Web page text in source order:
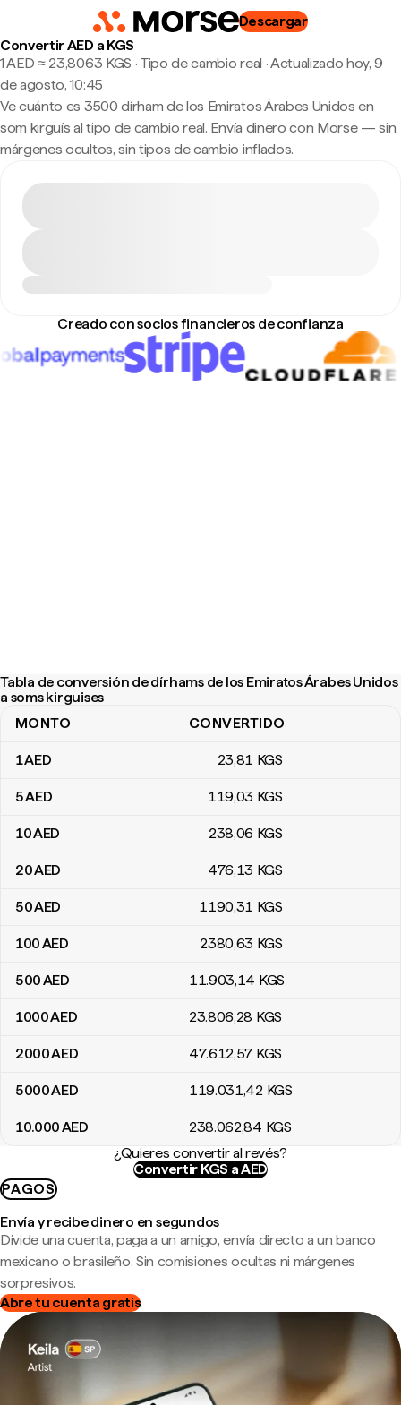
Descargar
Convertir AED a KGS
1 AED ≈ 23,8063 KGS · Tipo de cambio real ·Actualizado hoy, 9
de agosto, 10:45
Ve cuánto es 3500 dírham de los Emiratos Árabes Unidos en
som kirguís al tipo de cambio real. Envía dinero con Morse — sin
márgenes ocultos, sin tipos de cambio inflados.
Creado con socios financieros de confianza
Tabla de conversión de dírhams de los Emiratos Árabes Unidos
a soms kirguises
Tabla de conversión de dírhams de los Emiratos Árabes Unidos
MONTO CONVERTIDO
1AED 23,81 KGS
5AED 119,03 KGS
10AED 238,06 KGS
20AED 476,13 KGS
50AED 1190,31 KGS
100AED 2380,63 KGS
500AED 11.903,14 KGS
1000AED 23.806,28 KGS
2000AED 47.612,57 KGS
5000AED 119.031,42 KGS
10.000AED 238.062,84 KGS
¿Quieres convertir al revés?
Convertir KGS a AED
PAGOS
Envía y recibe dinero en segundos
Divide una cuenta, paga a un amigo, envía directo a un banco
mexicano o brasileño. Sin comisiones ocultas ni márgenes
sorpresivos.
Abre tu cuenta gratis